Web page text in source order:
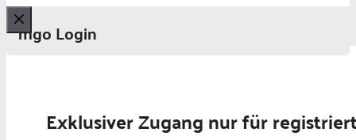
mgo Login
Schließen
Exklusiver Zugang nur für